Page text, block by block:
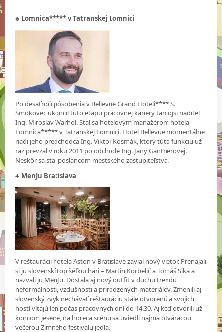
♣ Lomnica***** v Tatranskej Lomnici
Po desaťročí pôsobenia v Bellevue Grand Hoteli**** S.
Smokovec ukončil túto etapu pracovnej kariéry tamojší riaditeľ
Ing. Miroslav Warhol. Stal sa hotelovým manažérom hotela
Lomnica***** v Tatranskej Lomnici. Hotel Bellevue momentálne
riadi jeho predchodca Ing. Viktor Kosmák, ktorý túto funkciu už
raz prevzal v roku 2011 po odchode Ing. Jany Gantnerovej.
Neskôr sa stal poslancom mestského zastupiteľstva.
♣ MenJu Bratislava
V reštaurácii hotela Aston v Bratislave zavial nový vietor. Prenajali
si ju slovenskí top šéfkuchári – Martin Korbelič a Tomáš Sika a
nazvali ju MenJu. Dostala aj nový outfit v duchu trendu
neformálnosti, vzdušnosti a prirodzených materiálov. Zmenili aj
slovenský zvyk nechávať reštauráciu stále otvorenú a svojich
hostí vítajú len počas pracovných dní do 14.30. Aj keď otvorili už
koncom jesene, na horeca scénu sa uviedli najmä otváracou
večerou Zimného festivalu jedla.